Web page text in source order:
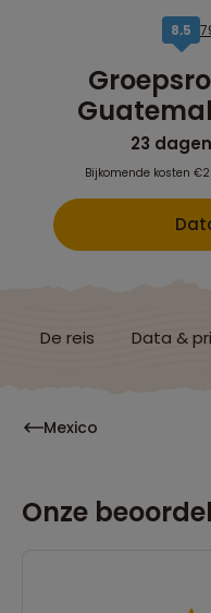
8,5
23
Bijkomende kosten
De reis Data &
Mexico
Onze